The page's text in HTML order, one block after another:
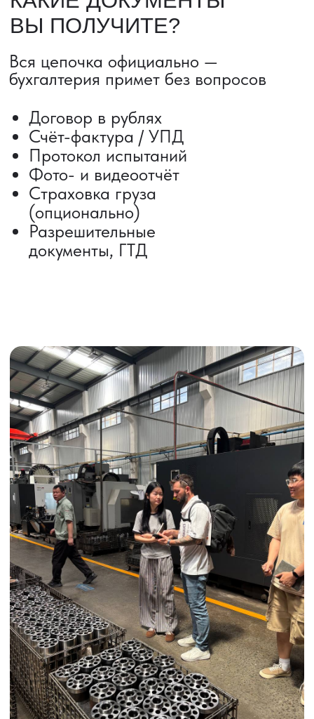
ВЫКУП ТОВАРОВ ИЗ КИТАЯ
Выкуп от 1 000 000 ₽
ИНДИВИДУАЛЬНЫЕ УСЛУГИ
Выгодные условия
Сертификация грузов
Консолидация грузов
Сопровождение грузов
Таможенное оформление
Страхование груза
Временное хранение
Организация производства
Проверка качества товара
Оплата и переговоры
с поставщиком
Инспекция поставщика
Товары для маркетплейсов
Получить консультацию
Получить консультацию
Сроки от 5 дней
Авиадоставка
Мультимодальные перевозки
Железнодорожные перевозки
Автогрузоперевозки
Негабаритные грузоперевозки
Доставка образцов
Получить консультацию